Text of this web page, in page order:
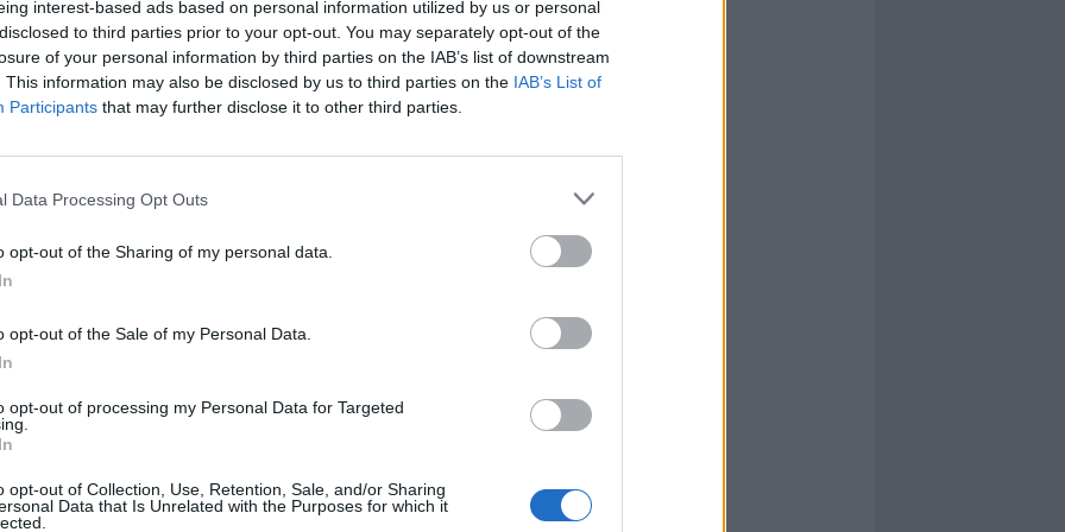
interest-based ads based on personal information utilized by us or personal
to third parties prior to your opt-out. You may separately opt-out of the
of your personal information by third parties on the IAB’s list of downstream
This information may also be disclosed by us to third parties on the IAB’s List of
Participants that may further disclose it to other third parties.
Data Processing Opt Outs
opt-out of the Sharing of my personal data.
opt-out of the Sale of my Personal Data.
opt-out of processing my Personal Data for Targeted
opt-out of Collection, Use, Retention, Sale, and/or Sharing
Data that Is Unrelated with the Purposes for which it
la birra.
degli